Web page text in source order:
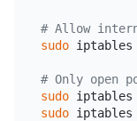
# Allow
sudo iptables -
# Only open
sudo
sudo iptables -